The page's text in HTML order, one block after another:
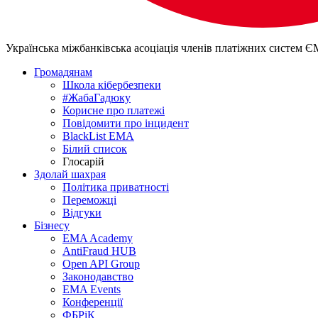
Українська міжбанківська асоціація членів платіжних систем
Громадянам
Школа кібербезпеки
#ЖабаГадюку
Корисне про платежі
Повідомити про інцидент
BlackList EMA
Білий список
Глосарій
Здолай шахрая
Політика приватності
Переможцi
Відгуки
Бізнесу
EMA Academy
AntiFraud HUB
Open API Group
Законодавство
EMA Events
Конференції
ФБРіК